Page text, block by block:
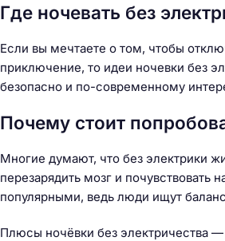
Где ночевать без
Если вы мечтаете о том, чтобы
приключение, то идеи ночевки без
безопасно и по-современному
Почему стоит
Многие думают, что без электрики
перезарядить мозг и почувствовать
популярными, ведь люди ищут
Плюсы ночёвки без электричества —